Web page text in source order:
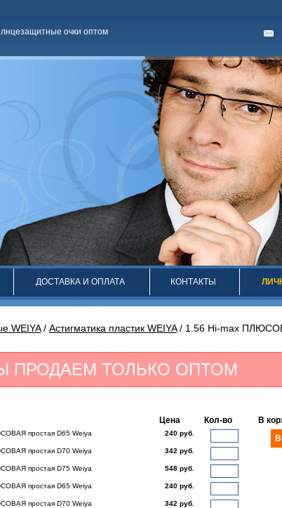
очки оптом
ДОСТАВКА И ОПЛАТА КОНТАКТЫ
WEIYA/ Астигматика пластик WEIYA/ 1.56 Hi-max
ПРОДАЕМ ТОЛЬКО ОПТОМ
Цена Кол-во
простая D65 Weiya 240 руб.
простая D70 Weiya 342 руб.
простая D75 Weiya 548 руб.
простая D65 Weiya 240 руб.
простая D70 Weiya 342 руб.
В